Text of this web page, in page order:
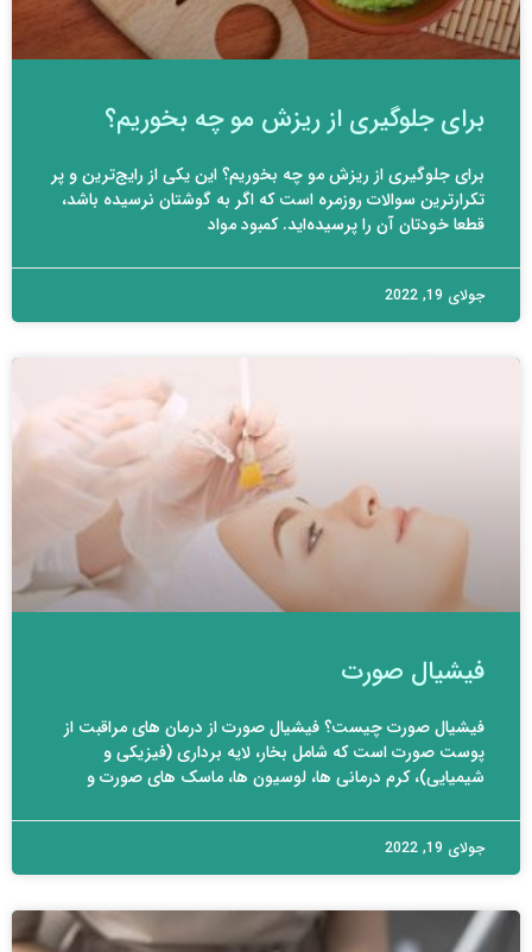
برای جلوگیری از ریزش مو چه بخوریم؟
برای جلوگیری از ریزش مو چه بخوریم؟ این یکی از رایج‌ترین و پر
تکرارترین سوالات روزمره است که اگر به گوشتان نرسیده باشد،
قطعا خودتان آن را پرسیده‌اید. کمبود مواد
جولای 19, 2022
فیشیال صورت
فیشیال صورت چیست؟ فیشیال صورت از درمان های مراقبت از
پوست صورت است که شامل بخار، لایه برداری (فیزیکی و
شیمیایی)، کرم درمانی ها، لوسیون ها، ماسک های صورت و
جولای 19, 2022